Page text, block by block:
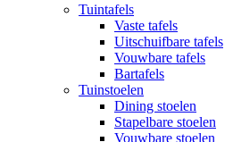
Tuintafels
Vaste tafels
Uitschuifbare tafels
Vouwbare tafels
Bartafels
Tuinstoelen
Dining stoelen
Stapelbare stoelen
Vouwbare stoelen